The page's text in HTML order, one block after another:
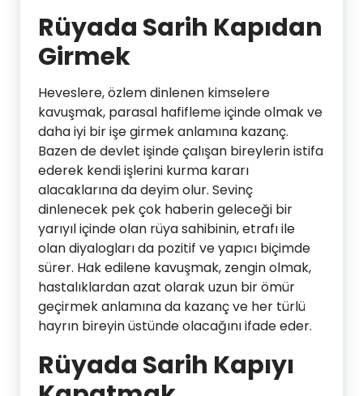
Rüyada Sarih Kapıdan
Girmek
Heveslere, özlem dinlenen kimselere
kavuşmak, parasal hafifleme içinde olmak ve
daha iyi bir işe girmek anlamına kazanç.
Bazen de devlet işinde çalışan bireylerin istifa
ederek kendi işlerini kurma kararı
alacaklarına da deyim olur. Sevinç
dinlenecek pek çok haberin geleceği bir
yarıyıl içinde olan rüya sahibinin, etrafı ile
olan diyalogları da pozitif ve yapıcı biçimde
sürer. Hak edilene kavuşmak, zengin olmak,
hastalıklardan azat olarak uzun bir ömür
geçirmek anlamına da kazanç ve her türlü
hayrın bireyin üstünde olacağını ifade eder.
Rüyada Sarih Kapıyı